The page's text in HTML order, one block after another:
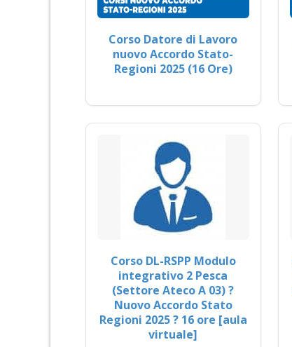
Corso Datore di Lavoro
nuovo Accordo Stato-
Regioni 2025 (16 Ore)
Corso DL-RSPP Modulo
integrativo 2 Pesca
(Settore Ateco A 03) ?
Nuovo Accordo Stato
Regioni 2025 ? 16 ore [aula
virtuale]